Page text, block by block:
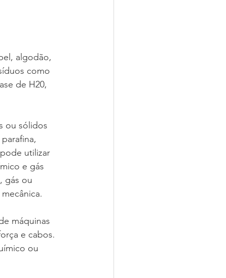
algodão,
como
de H20,
ou sólidos
utilizar
e gás
gás ou
máquinas
e cabos.
ou